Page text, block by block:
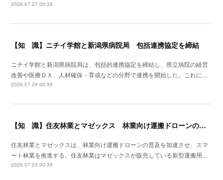
2026.07.27 00:35
【知 識】ニチイ学館と新潟県病院局 包括連携協定を締結
ニチイ学館と新潟県病院局は、包括的連携協定を締結し、県立病院の経営
改善や医療ＤＸ、人材確保・育成などの分野で連携を開始した。これに…
2026.07.24 00:35
【知 識】住友林業とマゼックス 林業向け運搬ドローンの普及を加速
住友林業とマゼックスは、林業向け運搬ドローンの普及を加速させ、スマ
ート林業を推進する。住友林業はマゼックスが販売している新型運搬用…
2026.07.23 00:35